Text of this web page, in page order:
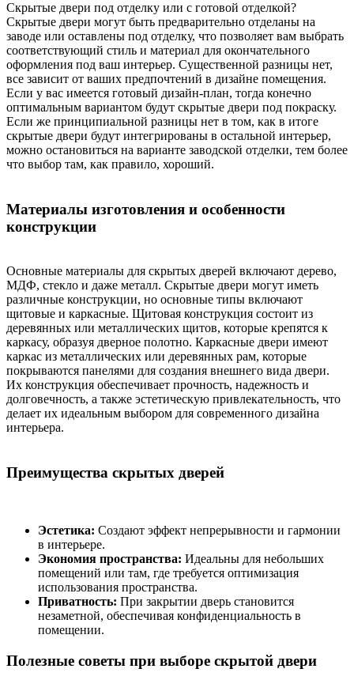
Скрытые двери под отделку или с готовой отделкой?
Скрытые двери могут быть предварительно отделаны на
заводе или оставлены под отделку, что позволяет вам выбрать
соответствующий стиль и материал для окончательного
оформления под ваш интерьер. Существенной разницы нет,
все зависит от ваших предпочтений в дизайне помещения.
Если у вас имеется готовый дизайн-план, тогда конечно
оптимальным вариантом будут скрытые двери под покраску.
Если же принципиальной разницы нет в том, как в итоге
скрытые двери будут интегрированы в остальной интерьер,
можно остановиться на варианте заводской отделки, тем более
что выбор там, как правило, хороший.
Материалы изготовления и особенности
конструкции
Основные материалы для скрытых дверей включают дерево,
МДФ, стекло и даже металл. Скрытые двери могут иметь
различные конструкции, но основные типы включают
щитовые и каркасные. Щитовая конструкция состоит из
деревянных или металлических щитов, которые крепятся к
каркасу, образуя дверное полотно. Каркасные двери имеют
каркас из металлических или деревянных рам, которые
покрываются панелями для создания внешнего вида двери.
Их конструкция обеспечивает прочность, надежность и
долговечность, а также эстетическую привлекательность, что
делает их идеальным выбором для современного дизайна
интерьера.
Преимущества скрытых дверей
Эстетика: Создают эффект непрерывности и гармонии
в интерьере.
Экономия пространства: Идеальны для небольших
помещений или там, где требуется оптимизация
использования пространства.
Приватность: При закрытии дверь становится
незаметной, обеспечивая конфиденциальность в
помещении.
Полезные советы при выборе скрытой двери